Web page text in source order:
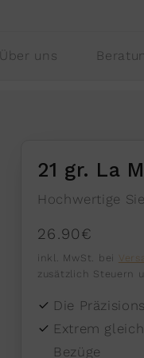
Über uns
21 gr. La
Hochwertige
Normaler
Preis
26.90€
inkl. MwSt. bei
zusätzlich Steuern
Die
Extrem
Bezüge